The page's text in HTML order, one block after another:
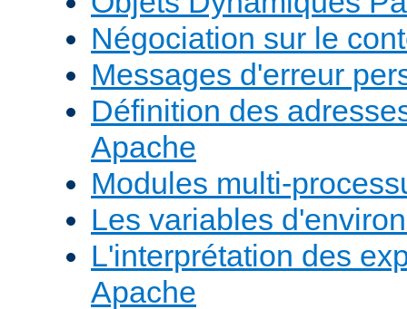
Négociation sur le
Messages d'erreur
Définition des
Apache
Modules multi-
Les variables
L'interprétation des
Apache